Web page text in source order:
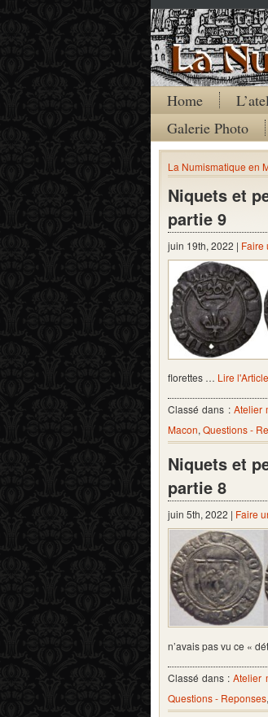
Home
Galerie Photo
La Numismatique en
Niquets et
partie 9
juin 19th, 2022 | Faire
florettes … Lire
Classé dans : Atelier
Macon, Questions -
Niquets et
partie 8
juin 5th, 2022 | Faire
n’avais pas vu ce «
Classé dans :Atelier
Questions - Reponses,